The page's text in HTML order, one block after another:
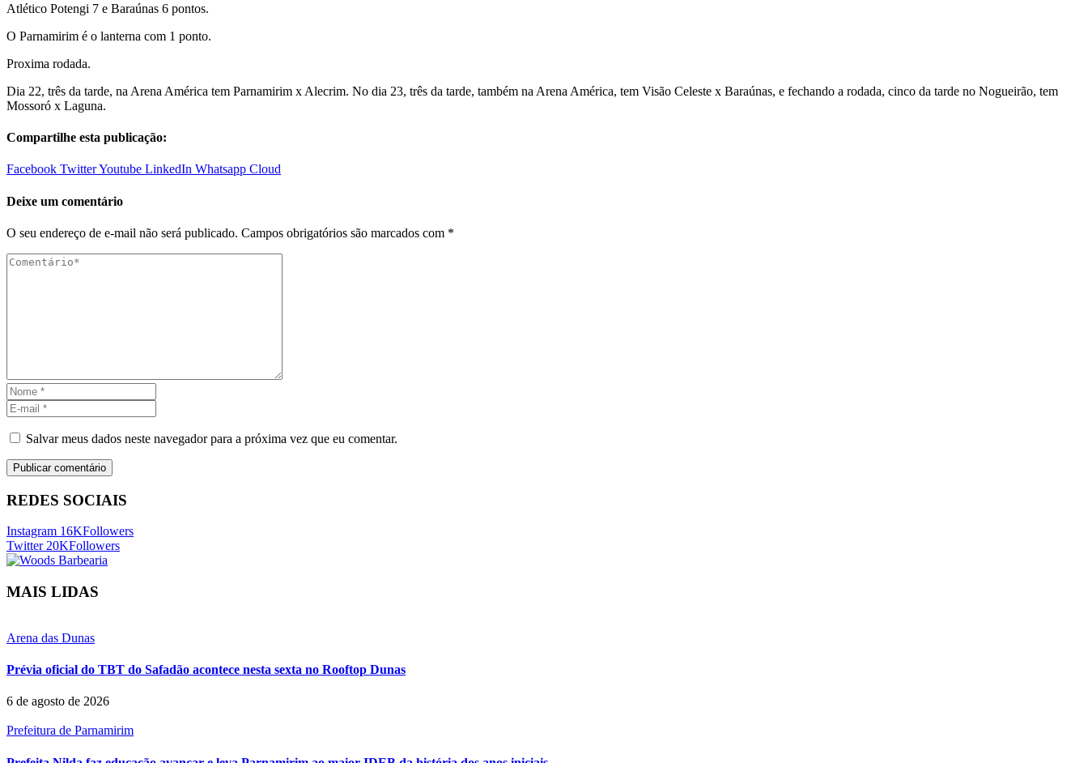
Atlético Potengi 7 e Baraúnas 6 pontos.
O Parnamirim é o lanterna com 1 ponto.
Proxima rodada.
Dia 22, três da tarde, na Arena América tem Parnamirim x Alecrim. No dia 23, três da tarde, também na Arena América, tem Visão Celeste x Baraúnas, e fechando a rodada, cinco da tarde no Nogueirão, tem
Mossoró x Laguna.
Compartilhe esta publicação:
Facebook TwitterYoutube LinkedIn Whatsapp Cloud
Deixe um comentário
O seu endereço de e-mail não será publicado. Campos obrigatórios são marcados com *
Salvar meus dados neste navegador para a próxima vez que eu comentar.
REDES SOCIAIS
Instagram 16KFollowers
Twitter 20KFollowers
MAIS LIDAS
Arena das Dunas
Prévia oficial do TBT do Safadão acontece nesta sexta no Rooftop Dunas
6 de agosto de 2026
Prefeitura de Parnamirim